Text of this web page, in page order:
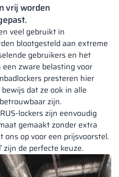
vrij worden
veel gebruikt in
blootgesteld aan extreme
gebruikers en het
zware belasting voor
presteren hier
dat ze ook in alle
zijn.
lockers zijn eenvoudig
gemaakt zonder extra
ons op voor een prijsvoorstel.
zijn de perfecte keuze.